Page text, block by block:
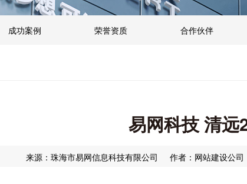
成功案例 荣誉资质 合作伙伴
易网科技 清远
来源：珠海市易网信息科技有限公司 作者：网站建设公司